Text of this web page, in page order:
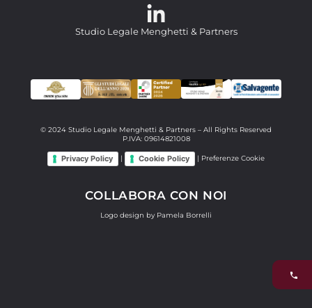
Studio Legale Menghetti & Partners
© 2024 Studio Legale Menghetti & Partners – All Rights Reserved
P.IVA: 09614821008
Privacy Policy | Cookie Policy | Preferenze Cookie
COLLABORA CON NOI
Logo design by Pamela Borrelli